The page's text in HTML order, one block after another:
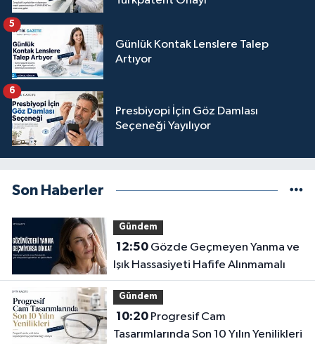
Günlük Kontak Lenslere Talep
Artıyor
5
Presbiyopi İçin Göz Damlası
Seçeneği Yayılıyor
6
Son Haberler
Gündem
12:50Gözde Geçmeyen Yanma ve
Işık Hassasiyeti Hafife Alınmamalı
Gündem
10:20Progresif Cam
Tasarımlarında Son 10 Yılın Yenilikleri